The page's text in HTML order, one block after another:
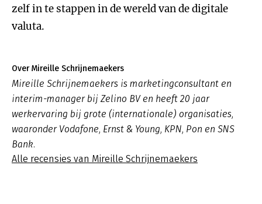
zelf in te stappen in de wereld van de digitale
valuta.
Over Mireille Schrijnemaekers
Mireille Schrijnemaekers is marketingconsultant en
interim-manager bij Zelino BV en heeft 20 jaar
werkervaring bij grote (internationale) organisaties,
waaronder Vodafone, Ernst & Young, KPN, Pon en SNS
Bank.
Alle recensies van Mireille Schrijnemaekers